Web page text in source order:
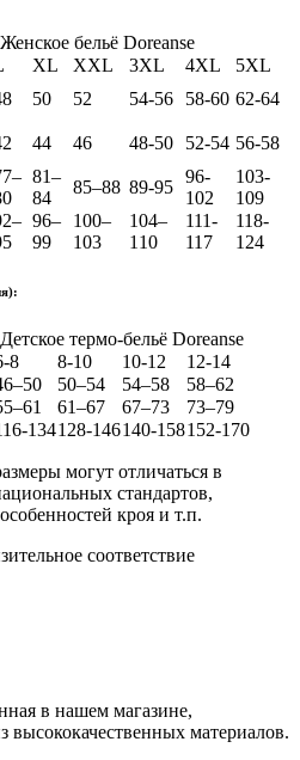
XL XXL 3XL 4XL
5XL
50 52 54-56 58-60 62-64
44 46 48-50 52-54 56-58
81–
84
85–88 89-95
96-
102
103-
109
96–
99
100–
103
104–
110
111-
117
118-
124
8 8-10 10-12
12-14
50–54 54–58
58–62
61–67 67–73
73–79
134128-146140-158152-170
могут отличаться в
стандартов,
кроя и т.п.
соответствие
в нашем магазине,
высококачественных материалов.